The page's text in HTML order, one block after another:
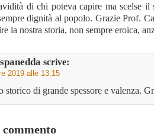
di chi poteva capire ma scelse il
dignità al popolo. Grazie Prof.
la nostra storia, non sempre eroica,
scrive:
2019 alle 13:15
storico di grande spessore e valenza.